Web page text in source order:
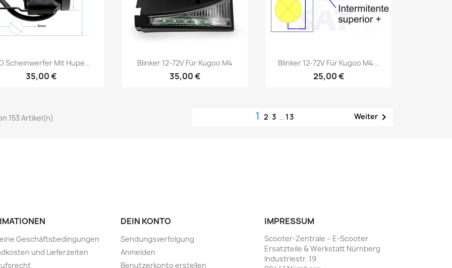
Vorschau
Scheinwerfer Mit Hupe...
35,00 €
Vorschau
Blinker 12-72V Für Kugoo M4
35,00 €
Vorschau
Blinker 12-72V Für Kugoo M4...
25,00 €
153 Artikel(n) 1 2 3 … 13 Weiter
Geschäftsbedingungen
und Lieferzeiten
DEIN KONTO
Sendungsverfolgung
Anmelden
Benutzerkonto erstellen
IMPRESSUM
Scooter-Zentrale – E-Scooter
Ersatzteile & Werkstatt Nürnberg
Industriestr. 19